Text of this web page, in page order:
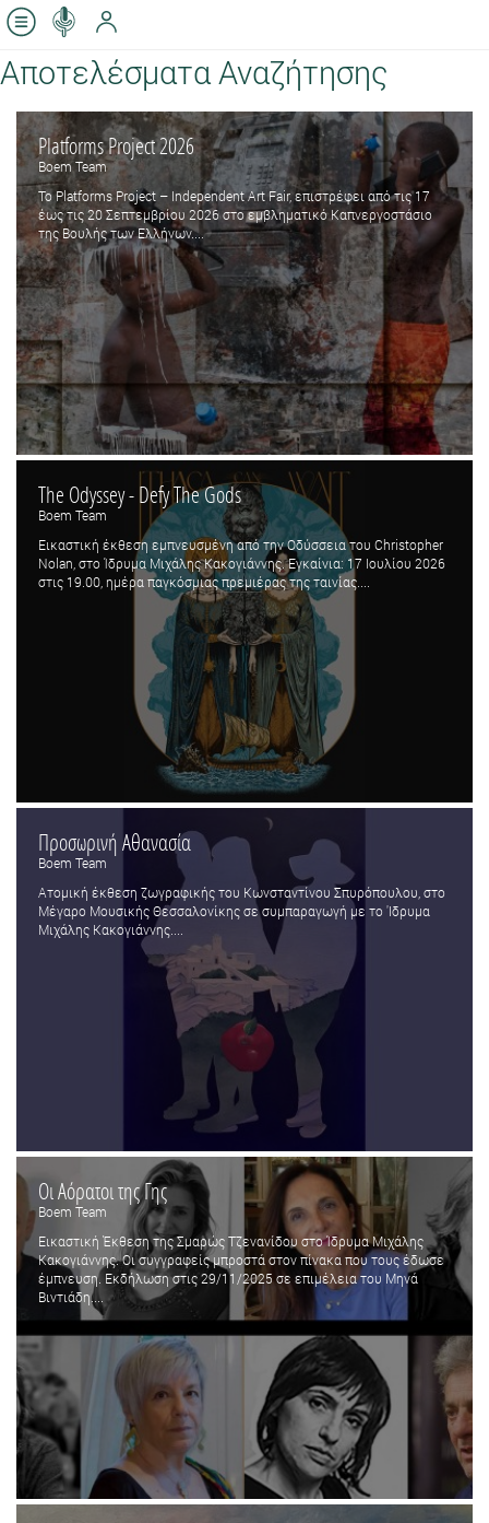
Αποτελέσματα Αναζήτησης
Platforms Project 2026
Boem Team
Το Platforms Project – Independent Art Fair, επιστρέφει από τις 17
έως τις 20 Σεπτεμβρίου 2026 στο εμβληματικό Καπνεργοστάσιο
της Βουλής των Ελλήνων....
The Odyssey - Defy The Gods
Boem Team
Εικαστική έκθεση εμπνευσμένη από την Οδύσσεια του Christopher
Nolan, στο Ίδρυμα Μιχάλης Κακογιάννης. Εγκαίνια: 17 Ιουλίου 2026
στις 19.00, ημέρα παγκόσμιας πρεμιέρας της ταινίας....
Προσωρινή Αθανασία
Boem Team
Ατομική έκθεση ζωγραφικής του Κωνσταντίνου Σπυρόπουλου, στο
Μέγαρο Μουσικής Θεσσαλονίκης σε συμπαραγωγή με το 'Ιδρυμα
Μιχάλης Κακογιάννης....
Οι Αόρατοι της Γης
Boem Team
Εικαστική Έκθεση της Σμαρώς Τζενανίδου στο Ίδρυμα Μιχάλης
Κακογιάννης. Οι συγγραφείς μπροστά στον πίνακα που τους έδωσε
έμπνευση. Εκδήλωση στις 29/11/2025 σε επιμέλεια του Μηνά
Βιντιάδη....